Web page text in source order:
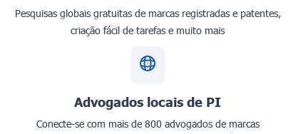
Pesquisas globais gratuitas de marcas registradas e patentes,
criação fácil de tarefas e muito mais
Advogados locais de PI
Conecte-se com mais de 800 advogados de marcas